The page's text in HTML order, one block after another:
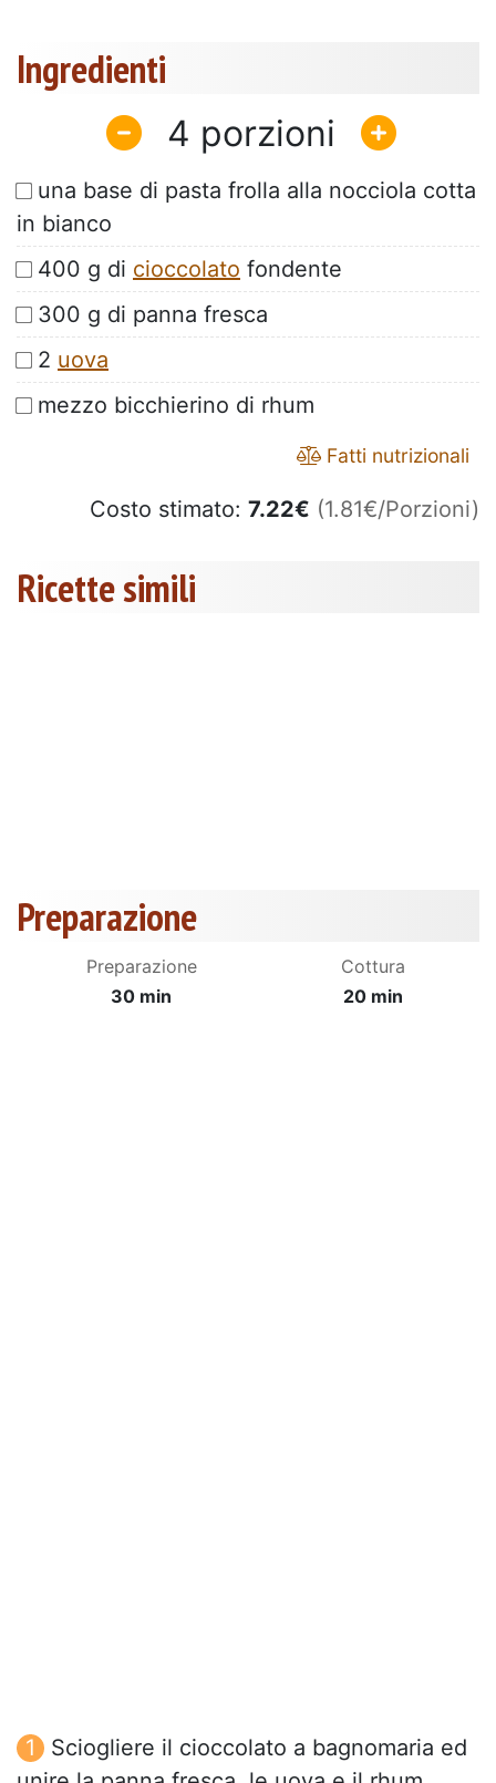
Ingredienti
4
una base di pasta frolla alla nocciola cotta
in bianco
400 g di cioccolato fondente
300 g di panna fresca
2 uova
mezzo bicchierino di rhum
Fatti nutrizionali
Costo stimato: 7.22€ (1.81€/Porzioni)
Ricette simili
Preparazione
Preparazione
30 min
Cottura
20 min
Sciogliere il cioccolato a bagnomaria ed